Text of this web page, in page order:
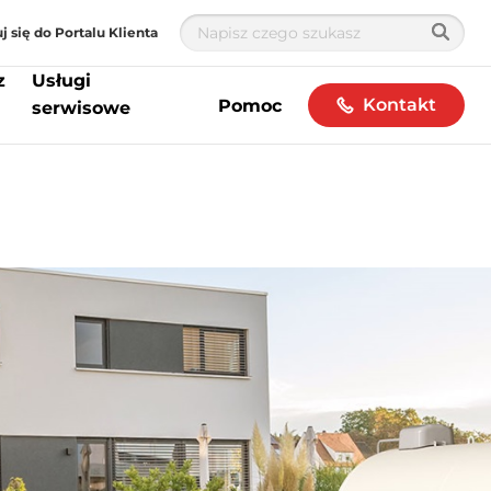
się do Portalu Klienta
Usługi
serwisowe
Pomoc Kontakt